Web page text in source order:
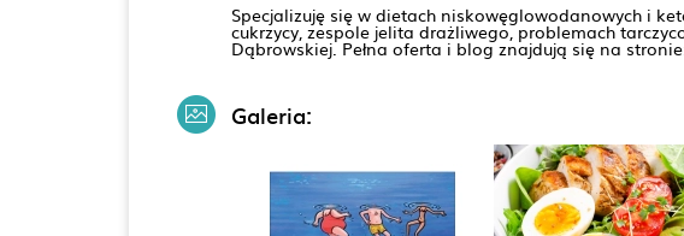
Specjalizuję się w dietach niskowęglowodanowych i
cukrzycy, zespole jelita drażliwego, problemach
Dąbrowskiej. Pełna oferta i blog znajdują się na
Galeria: